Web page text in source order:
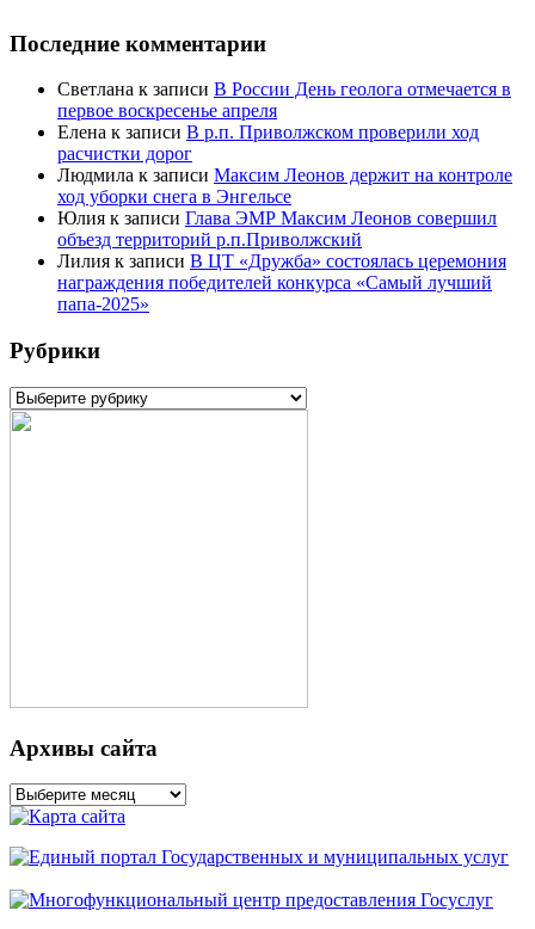
Последние комментарии
Светлана к записи В России День геолога отмечается в
первое воскресенье апреля
Елена к записи В р.п. Приволжском проверили ход
расчистки дорог
Людмила к записи Максим Леонов держит на контроле
ход уборки снега в Энгельсе
Юлия к записи Глава ЭМР Максим Леонов совершил
объезд территорий р.п.Приволжский
Лилия к записи В ЦТ «Дружба» состоялась церемония
награждения победителей конкурса «Самый лучший
папа-2025»
Рубрики
Рубрики
Архивы сайта
Архивы
сайта